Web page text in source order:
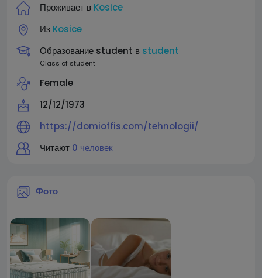
Проживает в Kosice
Из Kosice
Образование student в student
Class of student
Female
12/12/1973
https://domioffis.com/tehnologii/
Читают 0 человек
Фото